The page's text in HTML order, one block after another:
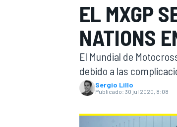
EL MXGP
NATIONS
El Mundial de
debido a las
Sergio Lillo
Publicado: 30 jul 2020, 8:08